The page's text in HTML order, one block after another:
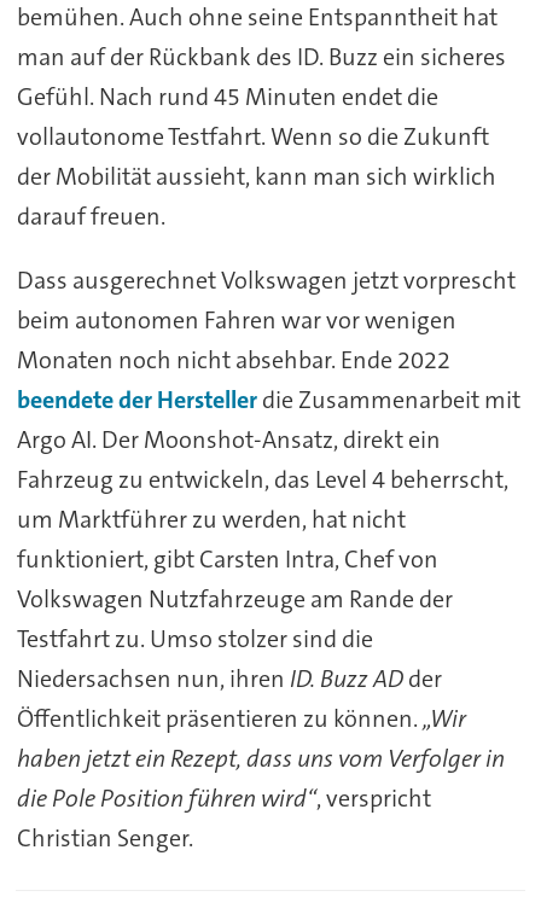
bemühen. Auch ohne seine Entspanntheit hat
man auf der Rückbank des ID. Buzz ein sicheres
Gefühl. Nach rund 45 Minuten endet die
vollautonome Testfahrt. Wenn so die Zukunft
der Mobilität aussieht, kann man sich wirklich
darauf freuen.
Dass ausgerechnet Volkswagen jetzt vorprescht
beim autonomen Fahren war vor wenigen
Monaten noch nicht absehbar. Ende 2022
beendete der Herstellerdie Zusammenarbeit mit
Argo AI. Der Moonshot-Ansatz, direkt ein
Fahrzeug zu entwickeln, das Level 4 beherrscht,
um Marktführer zu werden, hat nicht
funktioniert, gibt Carsten Intra, Chef von
Volkswagen Nutzfahrzeuge am Rande der
Testfahrt zu. Umso stolzer sind die
Niedersachsen nun, ihren ID. Buzz ADder
Öffentlichkeit präsentieren zu können.„Wir
haben jetzt ein Rezept, dass uns vom Verfolger in
die Pole Position führen wird“, verspricht
Christian Senger.